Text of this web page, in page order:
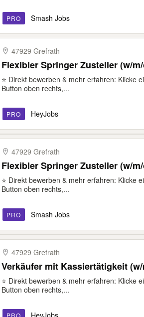
PRO Smash Jobs
47929 Grefrath
Flexibler Springer Zusteller (w/
⭐ Direkt bewerben & mehr erfahren: Klicke
Button oben rechts,...
PRO HeyJobs
47929 Grefrath
Flexibler Springer Zusteller (w/
⭐ Direkt bewerben & mehr erfahren: Klicke
Button oben rechts,...
PRO Smash Jobs
47929 Grefrath
Verkäufer mit Kassiertätigkeit (w/
⭐ Direkt bewerben & mehr erfahren: Klicke
Button oben rechts,...
PRO HeyJobs